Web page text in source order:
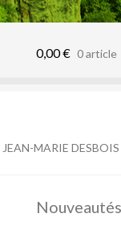
0,00€ 0 article
JEAN-MARIE
Nouveautés